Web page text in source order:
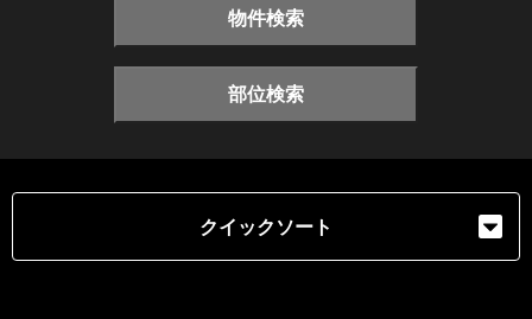
物件検索
部位検索
クイックソート